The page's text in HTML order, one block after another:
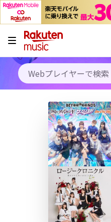
キャンペーン
料金プラン
使い方
初回30日間無料お試し